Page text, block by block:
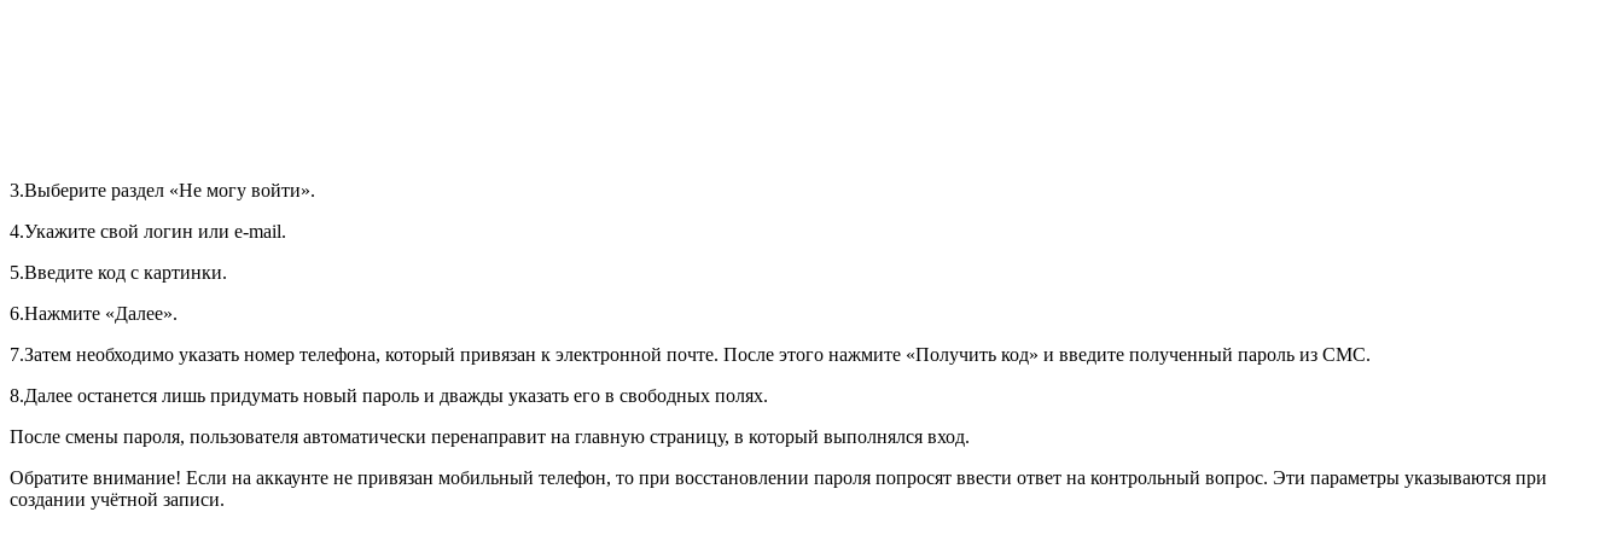
3.Выберите раздел «Не могу войти».
4.Укажите свой логин или e-mail.
5.Введите код с картинки.
6.Нажмите «Далее».
7.Затем необходимо указать номер телефона, который привязан к электронной почте. После этого нажмите «Получить код» и введите полученный пароль из СМС.
8.Далее останется лишь придумать новый пароль и дважды указать его в свободных полях.
После смены пароля, пользователя автоматически перенаправит на главную страницу, в который выполнялся вход.
Обратите внимание! Если на аккаунте не привязан мобильный телефон, то при восстановлении пароля попросят ввести ответ на контрольный вопрос. Эти параметры указываются при
создании учётной записи.